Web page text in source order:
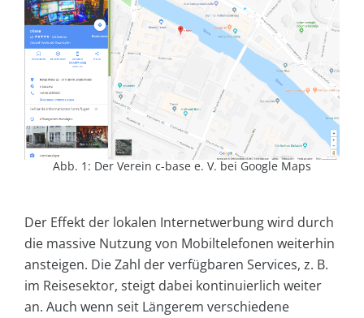
Abb. 1: Der Verein c-base e. V. bei Google Maps
Der Effekt der lokalen Internetwerbung wird durch
die massive Nutzung von Mobiltelefonen weiterhin
ansteigen. Die Zahl der verfügbaren Services, z. B.
im Reisesektor, steigt dabei kontinuierlich weiter
an. Auch wenn seit Längerem verschiedene